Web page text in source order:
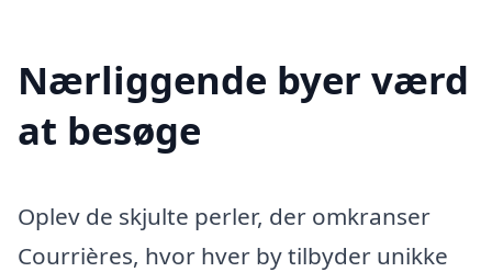
Nærliggende byer værd
at besøge
Oplev de skjulte perler, der omkranser
Courrières, hvor hver by tilbyder unikke